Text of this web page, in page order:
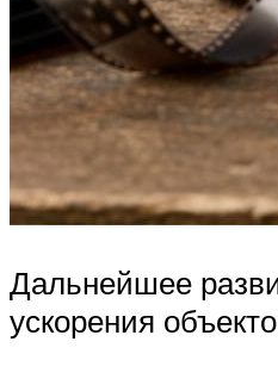
Дальнейшее
ускорения